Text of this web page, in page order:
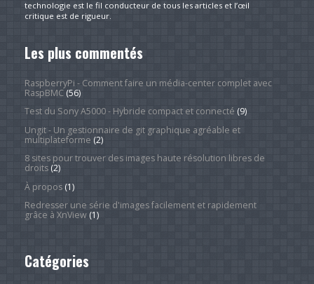
technologie est le fil conducteur de tous les articles et l’œil
critique est de rigueur.
Les plus commentés
RaspberryPi - Comment faire un média-center complet avec
RaspBMC(56)
Test du Sony A5000 - Hybride compact et connecté (9)
Ungit - Un gestionnaire de git graphique agréable et
multiplateforme (2)
8 sites pour trouver des images haute résolution libres de
droits(2)
À propos(1)
Redresser une série d'images facilement et rapidement
grâce à XnView(1)
Catégories